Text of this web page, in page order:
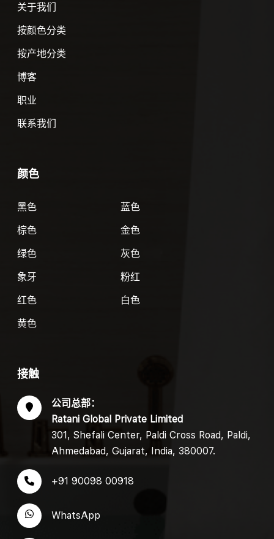
关于我们
按颜色分类
按产地分类
博客
职业
联系我们
颜色
黑色
蓝色
棕色
金色
绿色
灰色
象牙
粉红
红色
白色
黄色
接触
公司总部：
Ratani Global Private Limited
301, Shefali Center, Paldi Cross Road, Paldi,
Ahmedabad, Gujarat, India, 380007.
+91 90098 00918
WhatsApp